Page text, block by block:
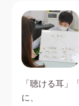
「聴ける耳」
に、